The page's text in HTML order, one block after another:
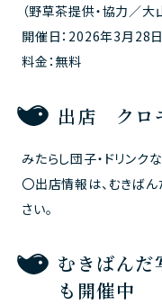
（野草茶提供・協力／大
開催日：2026年3月28
料金：無料
出店 クロ
みたらし団子・ドリンク
〇出店情報は、むきば
さい。
むきばんだ
も開催中